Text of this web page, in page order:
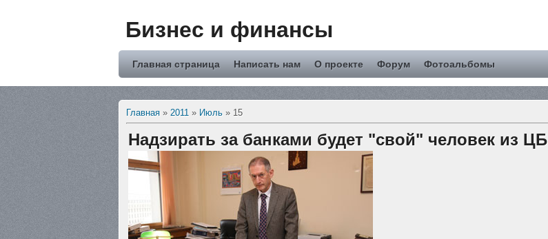
Бизнес и финансы
Главная страница Написать нам О проекте Форум Фотоальбомы
Главная » 2011 » Июль » 15
Надзирать за банками будет "свой" человек из ЦБ